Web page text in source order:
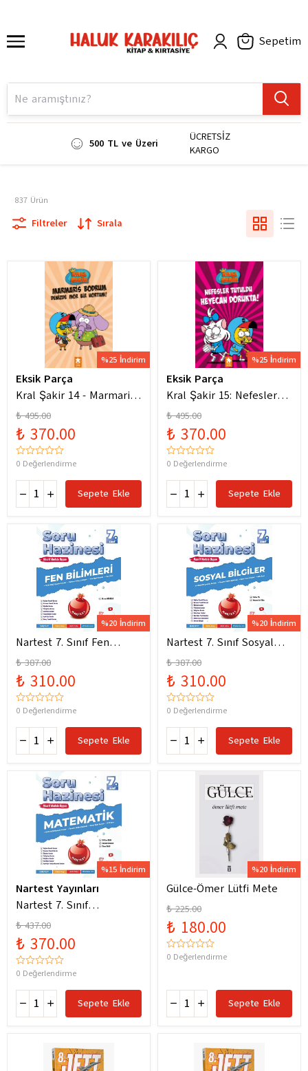
Sepetim
500 TL ve Üzeri
ÜCRETSİZ
KARGO
837 Ürün
Filtreler Sırala
%25 İndirim
Eksik Parça
Kral Şakir 14 - Marmaris
Bodrum Denizde Mor Bir
Hortum
₺ 495.00
₺ 370.00
0 Değerlendirme
Sepete Ekle
%25 İndirim
Eksik Parça
Kral Şakir 15: Nefesler
Tutuldu Heyecan Dorukta
₺ 495.00
₺ 370.00
0 Değerlendirme
Sepete Ekle
%20 İndirim
Nartest 7. Sınıf Fen
Bilimleri Soru Hazinesi
Yeni Maarif Modele
Uygun
₺ 387.00
₺ 310.00
0 Değerlendirme
Sepete Ekle
%20 İndirim
Nartest 7. Sınıf Sosyal
Bilgiler Soru Hazinesi
Yeni Maarif Modele
Uygun
₺ 387.00
₺ 310.00
0 Değerlendirme
Sepete Ekle
%15 İndirim
Nartest Yayınları
Nartest 7. Sınıf
Matematik Soru Hazinesi
₺ 437.00
₺ 370.00
0 Değerlendirme
Sepete Ekle
%20 İndirim
Gülce-Ömer Lütfi Mete
₺ 225.00
₺ 180.00
0 Değerlendirme
Sepete Ekle